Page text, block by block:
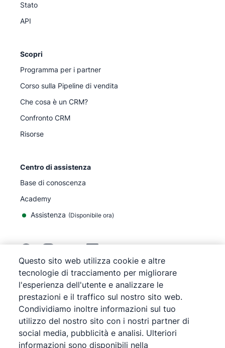
Stato
API
Scopri
Programma per i partner
Corso sulla Pipeline di vendita
Che cosa è un CRM?
Confronto CRM
Risorse
Centro di assistenza
Base di conoscenza
Academy
Assistenza (Disponibile ora)
©2026Pipedrive
Pipedrive
Termini di servizio
Pipedrive
Informativa sulla privacy
Mappa del sito
Informativa sui cookie
Preferenze cookie
Questo sito web utilizza cookie e altre
tecnologie di tracciamento per migliorare
l'esperienza dell'utente e analizzare le
prestazioni e il traffico sul nostro sito web.
Condividiamo inoltre informazioni sul tuo
utilizzo del nostro sito con i nostri partner di
social media, pubblicità e analisi. Ulteriori
informazioni sono disponibili nella